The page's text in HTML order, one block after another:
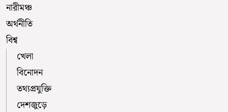
নারীমঞ্চ
অর্থনীতি
বিশ্ব
খেলা
বিনোদন
তথ্যপ্রযুক্তি
দেশজুড়ে